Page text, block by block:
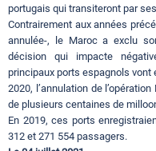
portugais qui transiteront par
Contrairement aux années
annulée-, le Maroc a exclu
décision qui impacte
principaux ports espagnols vont
2020, l’annulation de
de plusieurs centaines de
En 2019, ces ports
312 et 271 554 passagers.